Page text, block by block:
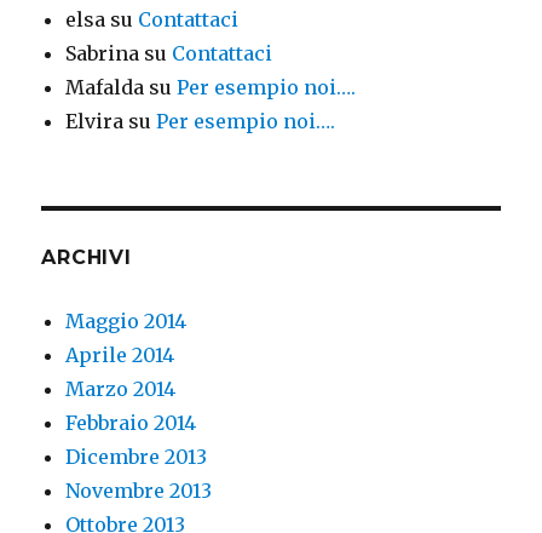
elsa su Contattaci
Sabrina su Contattaci
Mafalda suPer esempio noi….
Elvira suPer esempio noi….
ARCHIVI
Maggio 2014
Aprile 2014
Marzo 2014
Febbraio 2014
Dicembre 2013
Novembre 2013
Ottobre 2013